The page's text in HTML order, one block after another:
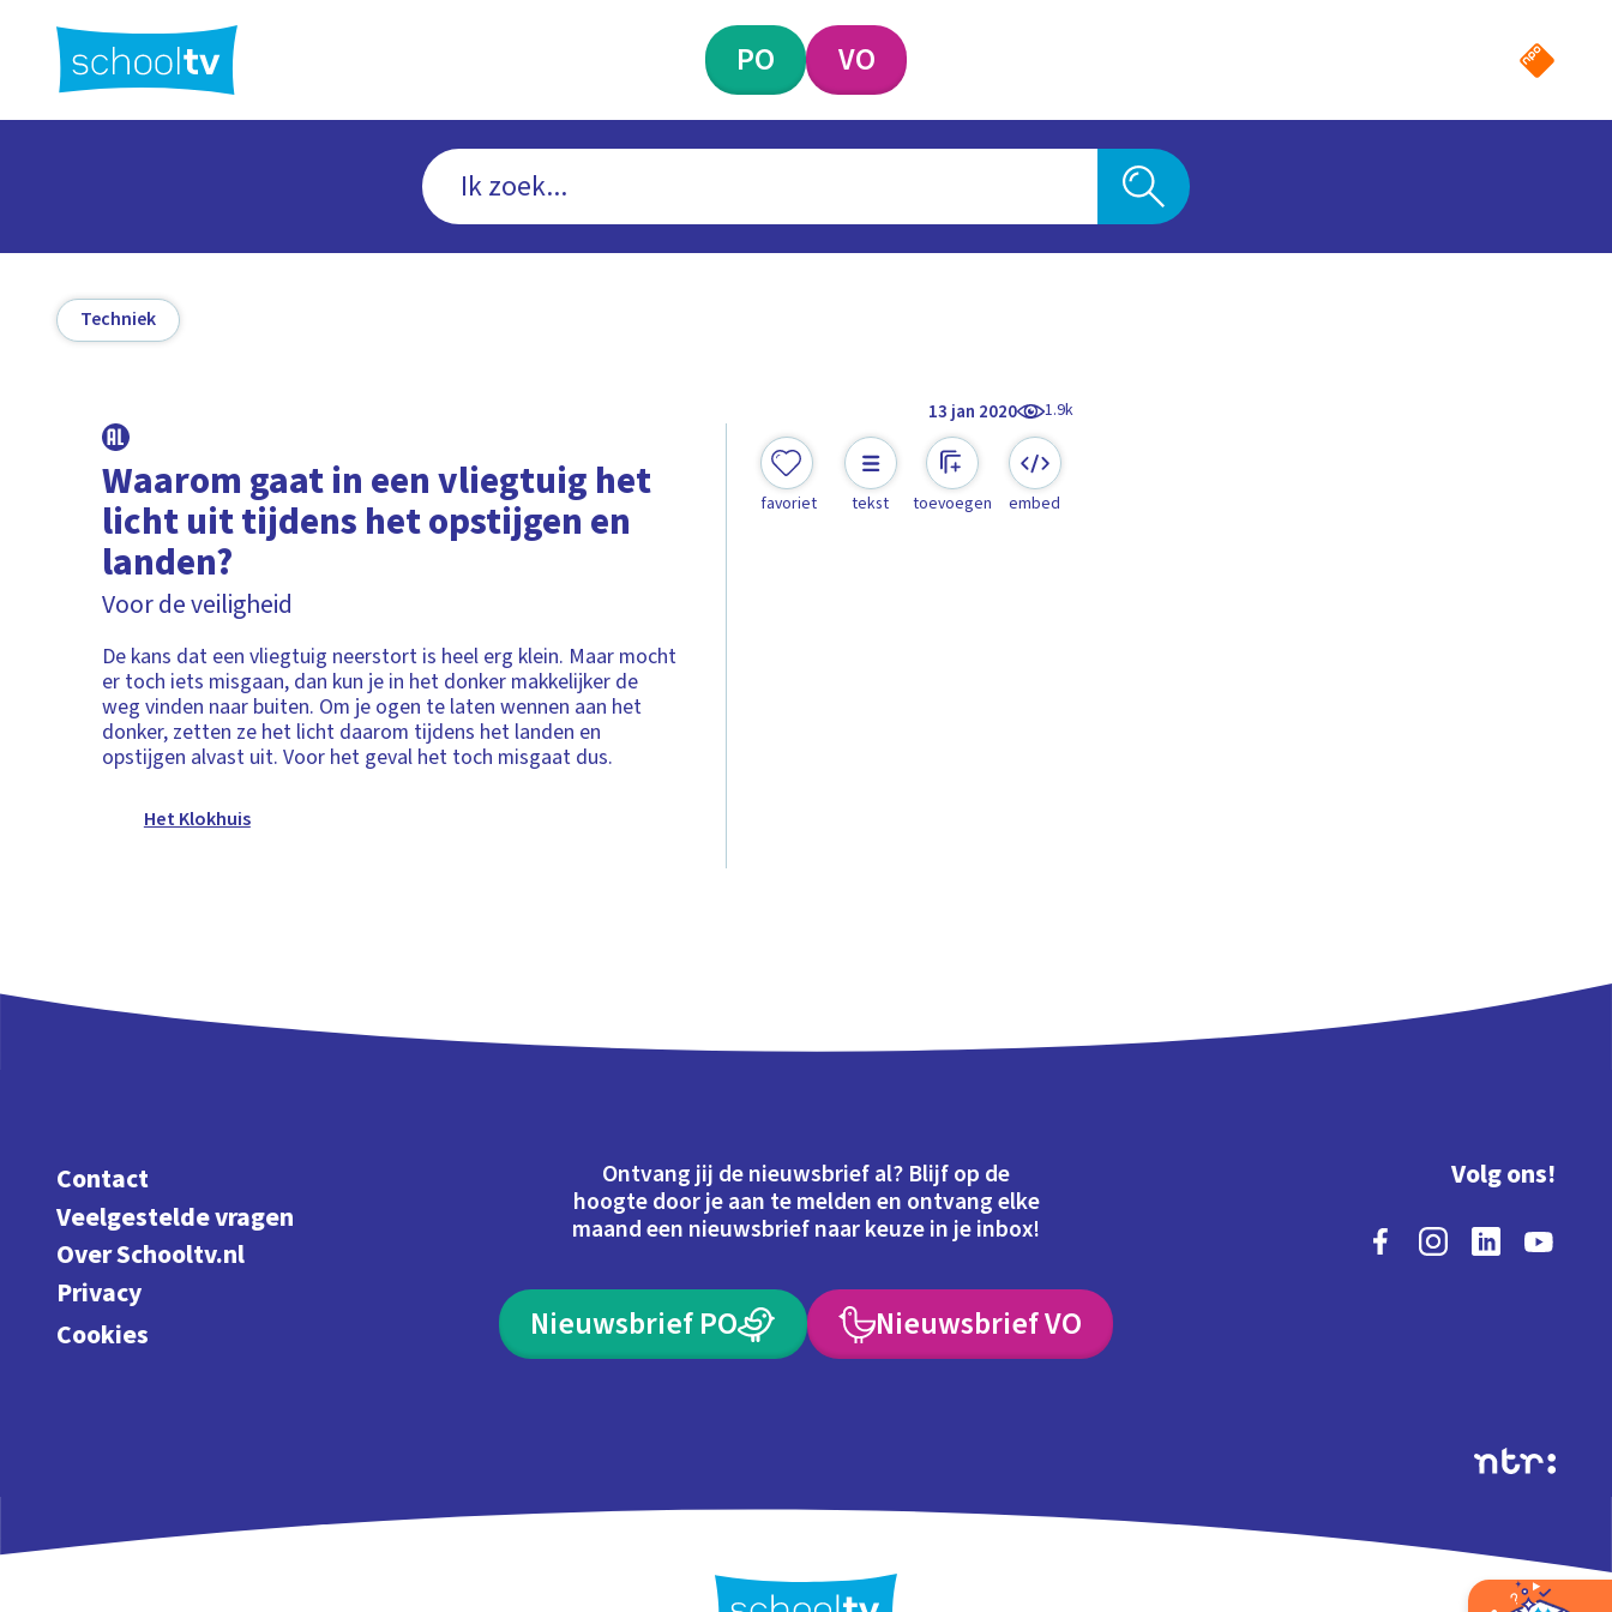
hoofdinhoud
PO VO
Techniek
13 jan 2020 1.9k
Waarom gaat in een vliegtuig het
licht uit tijdens het opstijgen en
landen?
Voor de veiligheid
De kans dat een vliegtuig neerstort is heel erg klein. Maar mocht
er toch iets misgaan, dan kun je in het donker makkelijker de
weg vinden naar buiten. Om je ogen te laten wennen aan het
donker, zetten ze het licht daarom tijdens het landen en
opstijgen alvast uit. Voor het geval het toch misgaat dus.
Het Klokhuis
favoriet tekst toevoegen embed
Contact
Veelgestelde vragen
Over Schooltv.nl
Privacy
Cookies
Ontvang jij de nieuwsbrief al? Blijf op de
hoogte door je aan te melden en ontvang elke
maand een nieuwsbrief naar keuze in je inbox!
Nieuwsbrief PO Nieuwsbrief VO
Volg ons!
Extra's